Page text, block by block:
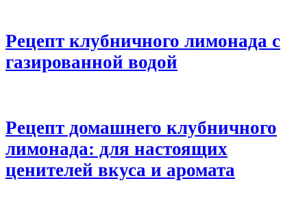
Рецепт клубничного лимонада с
газированной водой
Рецепт домашнего клубничного
лимонада: для настоящих
ценителей вкуса и аромата